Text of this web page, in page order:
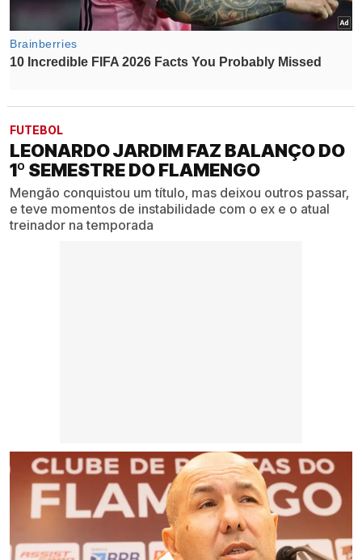
FUTEBOL
LEONARDO JARDIM FAZ BALANÇO DO
1º SEMESTRE DO FLAMENGO
Mengão conquistou um título, mas deixou outros passar,
e teve momentos de instabilidade com o ex e o atual
treinador na temporada